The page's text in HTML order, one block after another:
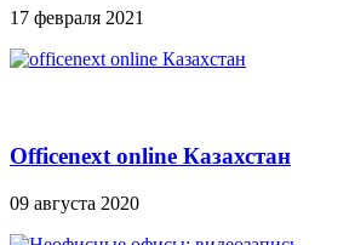
17 февраля 2021
Officenext online Казахстан
09 августа 2020